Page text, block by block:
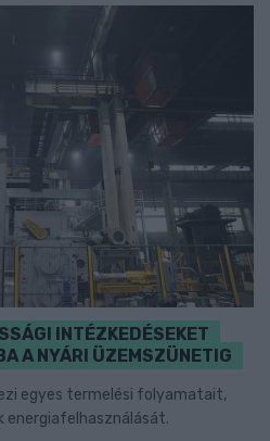
INTÉZKEDÉSEKET
A NYÁRI ÜZEMSZÜNETIG
egyes termelési folyamatait,
energiafelhasználását.